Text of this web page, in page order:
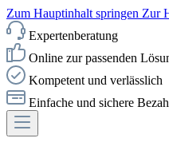
Zum Hauptinhalt springen Zur
Expertenberatung
Online zur passenden
Kompetent und verlässlich
Einfache und sichere